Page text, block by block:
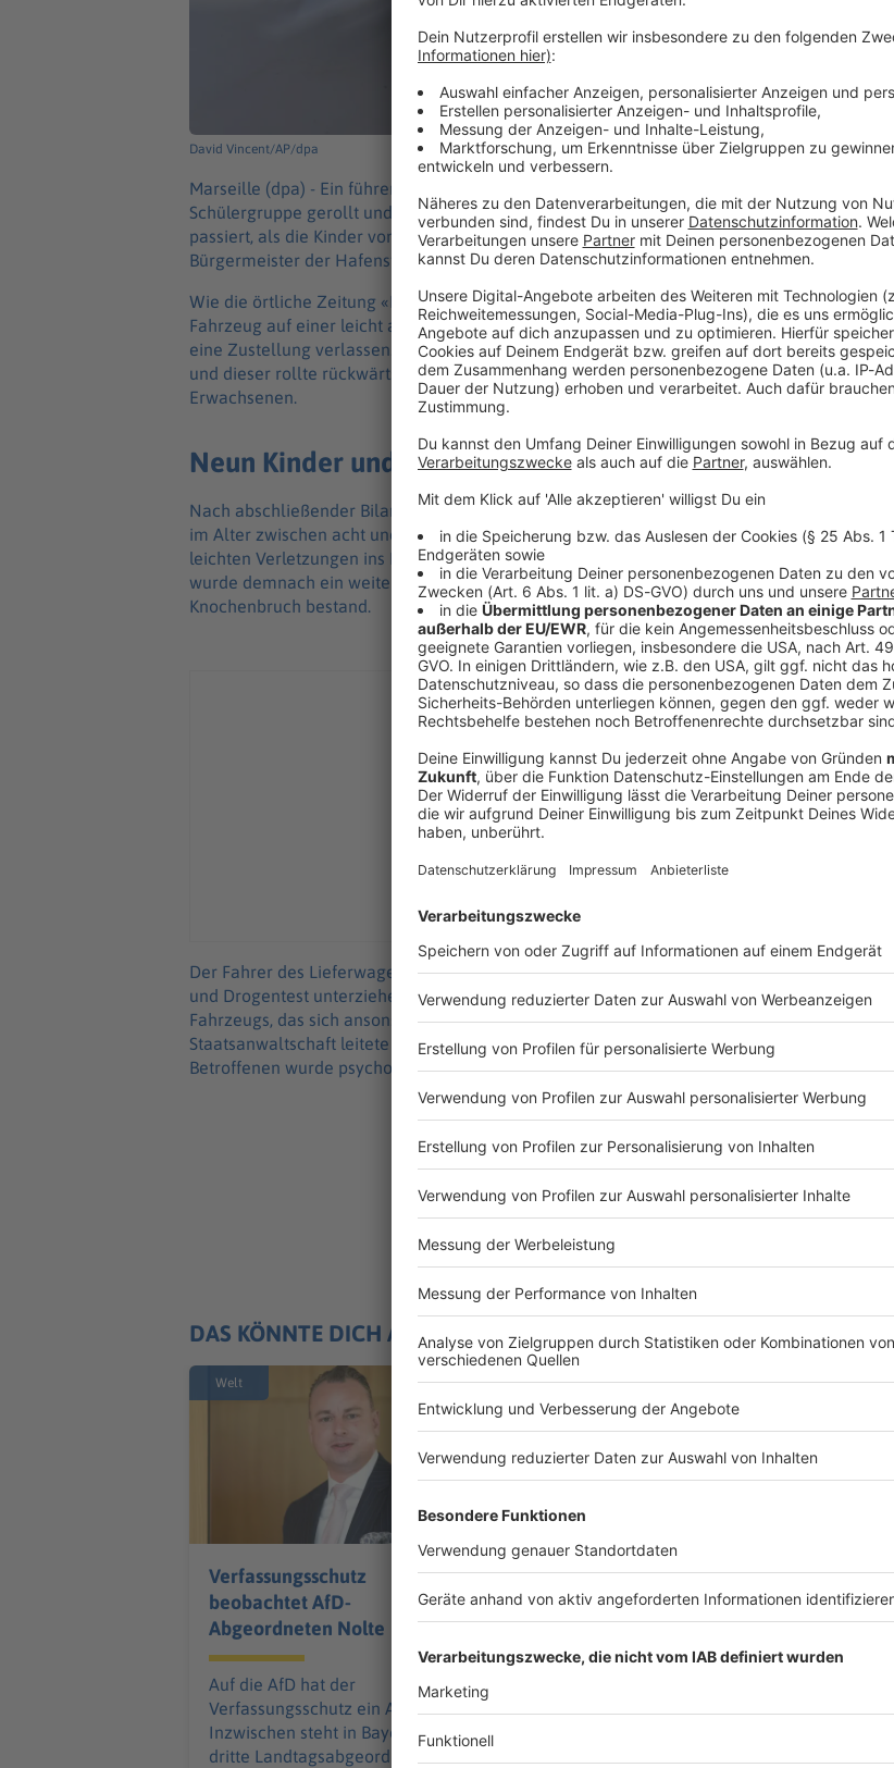
David Vincent/AP/dpa
Marseille (dpa) - Ein führerloser Lieferwagen ist im südfranzösischen Marseille in eine
Schülergruppe gerollt und hat elf Menschen verletzt, darunter neun Kinder. Der Unfall sei
passiert, als die Kinder von einem Schulausflug zurückgekommen seien, teilte der
Bürgermeister der Hafenstadt, Benoît Payan, mit.
Wie die örtliche Zeitung «La Provence» berichtete, hatte der Lieferwagenfahrer sein
Fahrzeug auf einer leicht abschüssigen Straße in der Nähe einer Schule abgestellt und für
eine Zustellung verlassen. Offenbar funktionierten die Bremsen des Wagens nicht richtig
und dieser rollte rückwärts in die Gruppe von rund 20 Schülerinnen und Schülern und drei
Erwachsenen.
Neun Kinder und zwei Erwachsene verletzt
Nach abschließender Bilanz der Rettungskräfte kamen vier Schülerinnen und vier Schüler
im Alter zwischen acht und elf Jahren sowie zwei Frauen im Alter von 27 und 40 Jahren mit
leichten Verletzungen ins Krankenhaus, wie der Sender TF1 berichtete. Ernsthaft verletzt
wurde demnach ein weiterer achtjähriger Junge, bei dem der Verdacht auf einen
Knochenbruch bestand.
Der Fahrer des Lieferwagens wurde von der Polizei befragt, er musste sich einem Alkohol-
und Drogentest unterziehen. Nach ersten Erkenntnissen versagten die Bremsen des
Fahrzeugs, das sich ansonsten in einem ordnungsgemäßen Zustand befand. Die
Staatsanwaltschaft leitete Ermittlungen wegen fahrlässiger Körperverletzung ein. Für die
Betroffenen wurde psychologische Hilfe organisiert.
DAS KÖNNTE DICH AUCH INTERESSIEREN
Welt
Verfassungsschutz
beobachtet AfD-
Abgeordneten Nolte
Auf die AfD hat der
Verfassungsschutz ein Auge.
Inzwischen steht in Bayern der
dritte Landtagsabgeordnete unter
Welt
Drei Tote nach
Schusswaffen-Vorfall in
North Carolina